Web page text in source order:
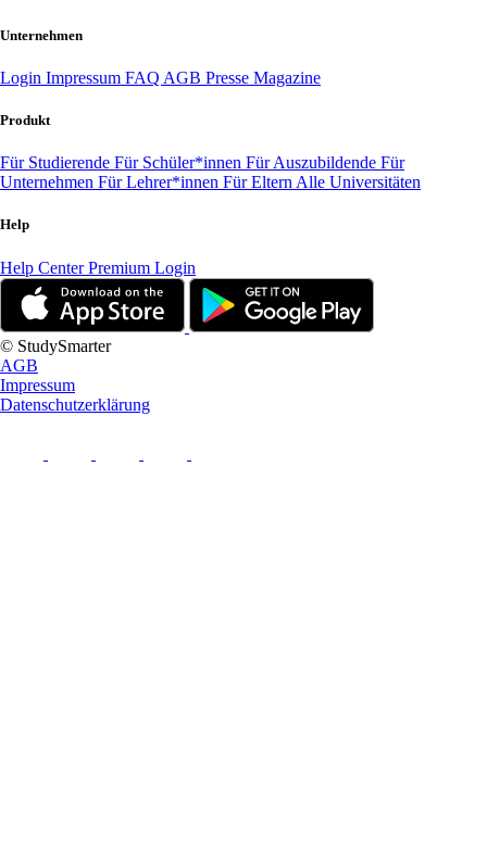
Unternehmen
Login Impressum FAQ AGB Presse Magazine
Produkt
Für Studierende Für Schüler*innen Für Auszubildende Für
Unternehmen Für Lehrer*innen Für Eltern Alle Universitäten
Help
Help CenterPremium Login
© StudySmarter
AGB
Impressum
Datenschutzerklärung